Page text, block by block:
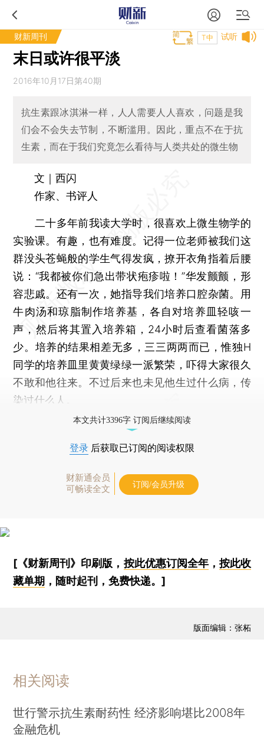
财新周刊 试听
T中
末日或许很平淡
2016年10月17日第40期
抗生素跟冰淇淋一样，人人需要人人喜欢，问题是我
们会不会失去节制，不断滥用。因此，重点不在于抗
生素，而在于我们究竟怎么看待与人类共处的微生物
文｜西闪
作家、书评人
二十多年前我读大学时，很喜欢上微生物学的
实验课。有趣，也有难度。记得一位老师被我们这
群没头苍蝇般的学生气得发疯，撩开衣角指着后腰
说：“我都被你们急出带状疱疹啦！”华发颤颤，形
容悲戚。还有一次，她指导我们培养口腔杂菌。用
牛肉汤和琼脂制作培养基，各自对培养皿轻咳一
声，然后将其置入培养箱，24小时后查看菌落多
少。培养的结果相差无多，三三两两而已，惟独H
同学的培养皿里黄黄绿绿一派繁荣，吓得大家很久
不敢和他往来。不过后来也未见他生过什么病，传
染过什么人。
本文共计3396字 订阅后继续阅读
登录 后获取已订阅的阅读权限
财新通会员
可畅读全文
订阅/会员升级
[《财新周刊》印刷版， 按此优惠订阅全年， 按此收
藏单期 ，随时起刊，免费快递。]
版面编辑：张柘
相关阅读
世行警示抗生素耐药性 经济影响堪比2008年
金融危机